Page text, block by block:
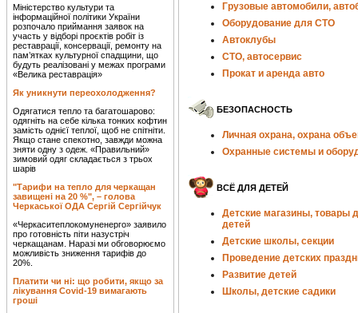
Міністерство культури та
інформаційної політики України
розпочало приймання заявок на
участь у відборі проєктів робіт із
реставрації, консервації, ремонту на
пам’ятках культурної спадщини, що
будуть реалізовані у межах програми
«Велика реставрація»
Як уникнути переохолодження?
Одягатися тепло та багатошарово:
одягніть на себе кілька тонких кофтин
замість однієї теплої, щоб не спітніти.
Якщо стане спекотно, завжди можна
зняти одну з одеж. «Правильний»
зимовий одяг складається з трьох
шарів
"Тарифи на тепло для черкащан
завищені на 20 %", – голова
Черкаської ОДА Сергій Сергійчук
«Черкаситеплокомуненерго» заявило
про готовність піти назустріч
черкащанам. Наразі ми обговорюємо
можливість зниження тарифів до
20%.
Платити чи ні: що робити, якщо за
лікування Covid-19 вимагають
гроші
Грузовые автомобили,
Оборудование для СТО
Автоклубы
СТО, автосервис
Прокат и аренда авто
БЕЗОПАСНОСТЬ
Личная охрана, охрана
Охранные системы и
ВСЁ ДЛЯ ДЕТЕЙ
Детские магазины, товары
детей
Детские школы, секции
Проведение детских
Развитие детей
Школы, детские садики